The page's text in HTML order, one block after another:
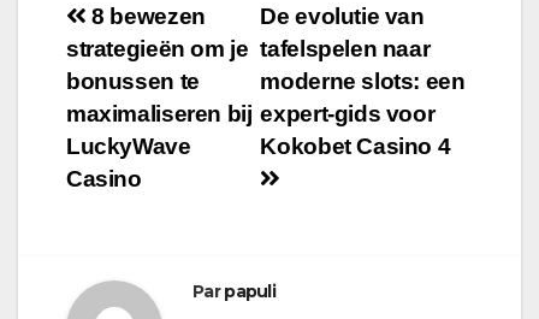
Navigation
de
l’article
De evolutie van
tafelspelen naar
moderne slots: een
expert‑gids voor
Kokobet Casino 4
8 bewezen
strategieën om je
bonussen te
maximaliseren bij
LuckyWave
Casino
Parpapuli